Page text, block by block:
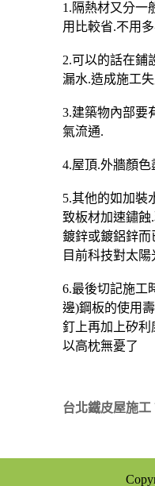
1.隔熱材又分一
用比較省.不用
2.可以的話在鋪
漏水.造成施工
3.建築物內部要
氣流通.
4.屋頂.外牆顏
5.其他的如加裝
致板材加速鏽蝕
鍍鋅或鍍鋁鋅而
目前科技對太
6.最後切記施工
邊)鋼板的使用
釘上再加上矽
以高枕無憂了
台北鐵皮屋施